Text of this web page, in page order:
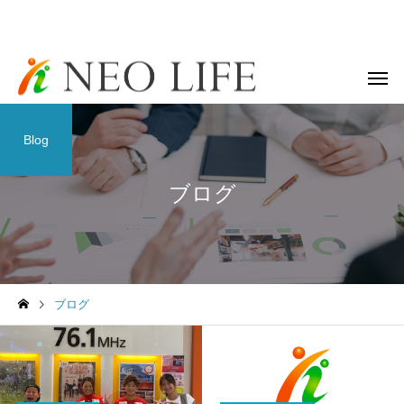
ブログ
Blog
ブログ